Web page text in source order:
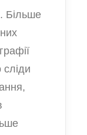
Більше
сліди